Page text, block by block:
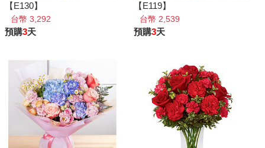
【E130】
台幣 3,292
預購3天
【E119】
台幣 2,539
預購3天